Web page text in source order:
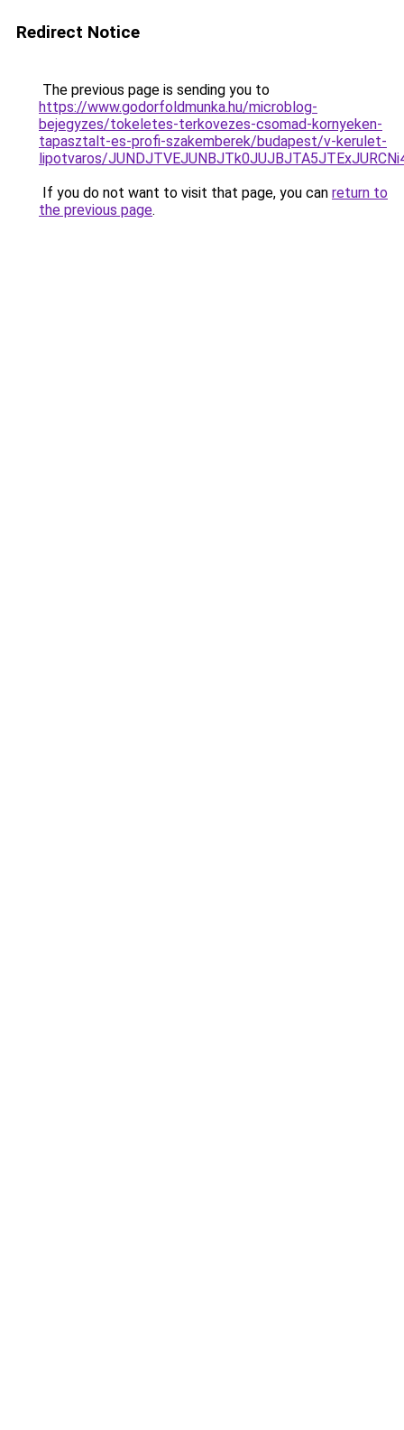
Redirect Notice
The previous page is sending you to
https://www.godorfoldmunka.hu/microblog-
bejegyzes/tokeletes-terkovezes-csomad-kornyeken-
tapasztalt-es-profi-szakemberek/budapest/v-kerulet-
lipotvaros/
If you do not want to visit that page, you can return to
the previous page.